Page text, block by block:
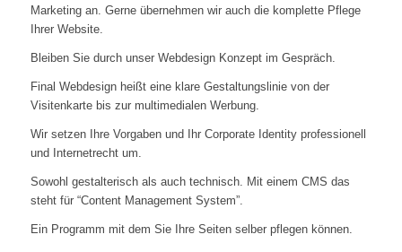
Marketing an. Gerne übernehmen wir auch die komplette Pflege
Ihrer Website.
Bleiben Sie durch unser Webdesign Konzept im Gespräch.
Final Webdesign heißt eine klare Gestaltungslinie von der
Visitenkarte bis zur multimedialen Werbung.
Wir setzen Ihre Vorgaben und Ihr Corporate Identity professionell
und Internetrecht um.
Sowohl gestalterisch als auch technisch. Mit einem CMS das
steht für “Content Management System”.
Ein Programm mit dem Sie Ihre Seiten selber pflegen können.